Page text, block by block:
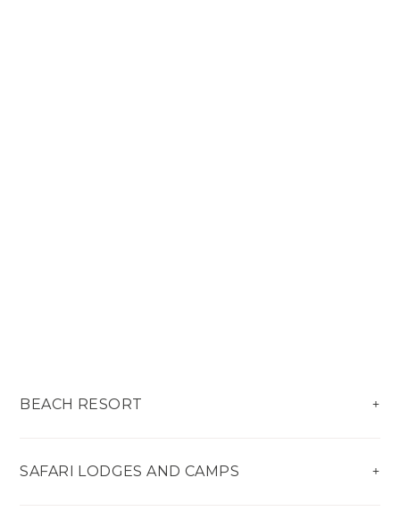
BEACH RESORT
SAFARI LODGES AND CAMPS